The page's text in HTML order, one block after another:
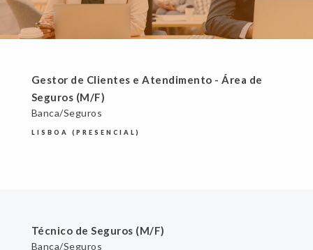
Gestor de Clientes e Atendimento - Área de
Seguros (M/F)
Banca/Seguros
LISBOA (PRESENCIAL)
Técnico de Seguros (M/F)
Banca/Seguros